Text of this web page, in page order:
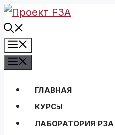
Перейти
к
содержимому
ГЛАВНАЯ
КУРСЫ
ЛАБОРАТОРИЯ РЗА